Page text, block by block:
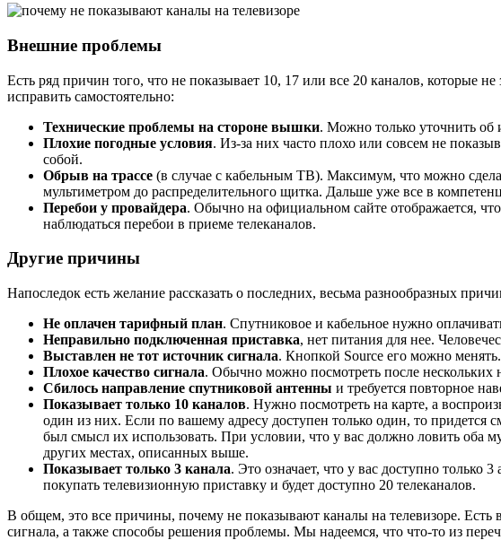
Внешние проблемы
Есть ряд причин того, что не показывает 10, 17 или все 20 каналов, которые
исправить самостоятельно:
Технические проблемы на стороне вышки. Можно только уточнить об
Плохие погодные условия. Из-за них часто плохо или совсем не
собой.
Обрыв на трассе (в случае с кабельным ТВ). Максимум, что можно
мультиметром до распределительного щитка. Дальше уже все в
Перебои у провайдера. Обычно на официальном сайте отображается,
наблюдаться перебои в приеме телеканалов.
Другие причины
Напоследок есть желание рассказать о последних, весьма разнообразных
Не оплачен тарифный план. Спутниковое и кабельное нужно
Неправильно подключенная приставка, нет питания для нее.
Выставлен не тот источник сигнала. Кнопкой Source его можно менять.
Плохое качество сигнала. Обычно можно посмотреть после нескольких
Сбилось направление спутниковой антенны и требуется повторное
Показывает только 10 каналов. Нужно посмотреть на карте, а
один из них. Если по вашему адресу доступен только один, то
был смысл их использовать. При условии, что у вас должно ловить оба
других местах, описанных выше.
Показывает только 3 канала. Это означает, что у вас доступно
покупать телевизионную приставку и будет доступно 20 телеканалов.
В общем, это все причины, почему не показывают каналы на телевизоре. Есть
сигнала, а также способы решения проблемы. Мы надеемся, что что-то из